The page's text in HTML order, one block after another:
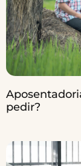
pedir?